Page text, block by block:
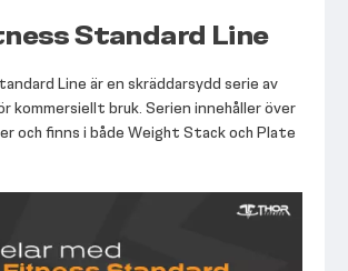
Standard Line
Line är en skräddarsydd serie av
kommersiellt bruk. Serien innehåller över
och finns i både Weight Stack och Plate